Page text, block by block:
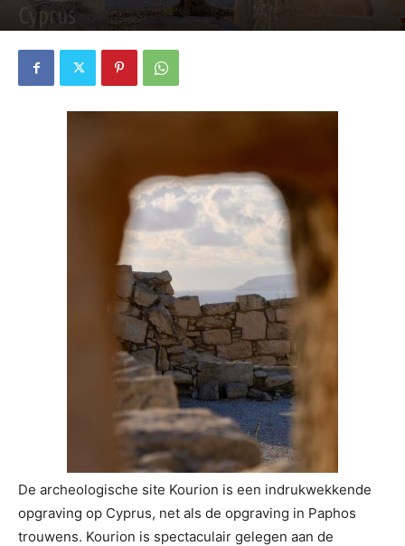
Cyprus
De archeologische site Kourion is een indrukwekkende
opgraving op Cyprus, net als de opgraving in Paphos
trouwens. Kourion is spectaculair gelegen aan de